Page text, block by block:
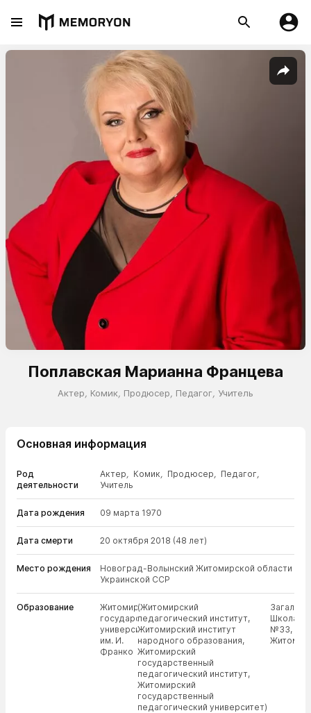
Поплавская Марианна Францева
Актер, Комик, Продюсер, Педагог, Учитель
Основная информация
Род
деятельности
Актер, Комик, Продюсер, Педагог,
Учитель
Дата рождения 09 марта 1970
Дата смерти 20 октября 2018 (48 лет)
Место рождения
Новоград-Волынский Житомирской области
Украинской ССР
Образование
Житомирский
государственный
университет
им. И.
Франко
(Житомирский
педагогический институт,
Житомирский институт
народного образования,
Житомирский
государственный
педагогический институт,
Житомирский
государственный
педагогический университет)
Школа
№33,
Житомир